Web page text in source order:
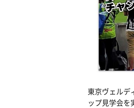
東京ヴェルデ
ップ見学会を